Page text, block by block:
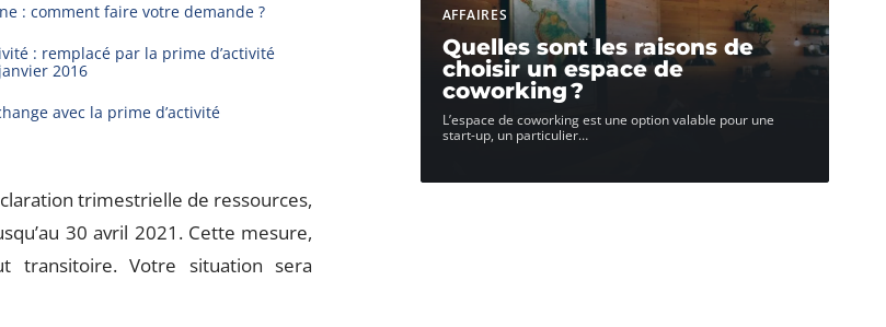
: comment faire votre demande ?
: remplacé par la prime d’activité
2016
avec la prime d’activité
trimestrielle de ressources,
30 avril 2021. Cette mesure,
transitoire. Votre situation sera
AFFAIRES
Quelles sont les raisons de
choisir un espace de
coworking ?
L’espace de coworking est une option valable pour une
start-up, un particulier…